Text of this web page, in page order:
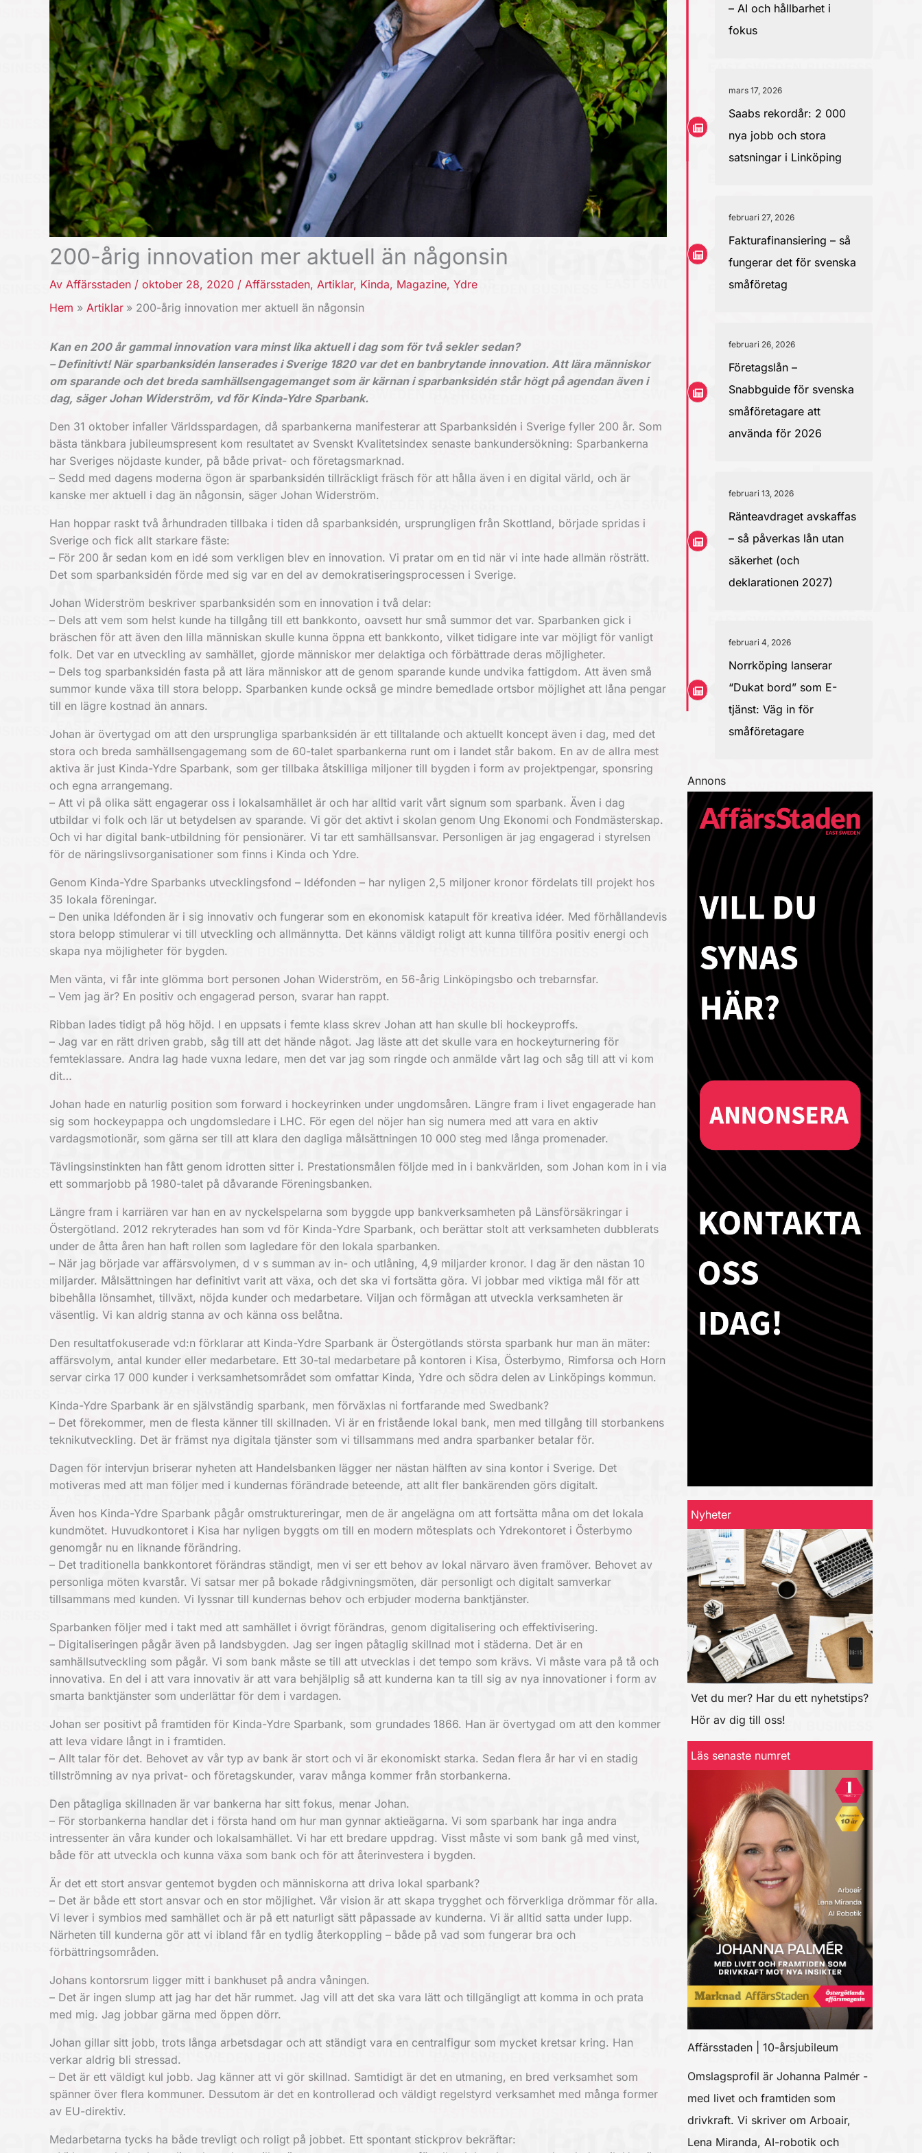
200-årig innovation mer aktuell än någonsin
Av Affärsstaden / oktober 28, 2020 / Affärsstaden, Artiklar, Kinda, Magazine, Ydre
Hem
Artiklar 200-årig innovation mer aktuell än någonsin
Kan en 200 år gammal innovation vara minst lika aktuell i dag som för två sekler sedan?
– Definitivt! När sparbanksidén lanserades i Sverige 1820 var det en banbrytande innovation. Att lära människor
om sparande och det breda samhällsengagemanget som är kärnan i sparbanksidén står högt på agendan även i
dag, säger Johan Widerström, vd för Kinda-Ydre Sparbank.
Den 31 oktober infaller Världsspardagen, då sparbankerna manifesterar att Sparbanksidén i Sverige fyller 200 år. Som
bästa tänkbara jubileumspresent kom resultatet av Svenskt Kvalitetsindex senaste bankundersökning: Sparbankerna
har Sveriges nöjdaste kunder, på både privat- och företagsmarknad.
– Sedd med dagens moderna ögon är sparbanksidén tillräckligt fräsch för att hålla även i en digital värld, och är
kanske mer aktuell i dag än någonsin, säger Johan Widerström.
Han hoppar raskt två århundraden tillbaka i tiden då sparbanksidén, ursprungligen från Skottland, började spridas i
Sverige och fick allt starkare fäste:
– För 200 år sedan kom en idé som verkligen blev en innovation. Vi pratar om en tid när vi inte hade allmän rösträtt.
Det som sparbanksidén förde med sig var en del av demokratiseringsprocessen i Sverige.
Johan Widerström beskriver sparbanksidén som en innovation i två delar:
– Dels att vem som helst kunde ha tillgång till ett bankkonto, oavsett hur små summor det var. Sparbanken gick i
bräschen för att även den lilla människan skulle kunna öppna ett bankkonto, vilket tidigare inte var möjligt för vanligt
folk. Det var en utveckling av samhället, gjorde människor mer delaktiga och förbättrade deras möjligheter.
– Dels tog sparbanksidén fasta på att lära människor att de genom sparande kunde undvika fattigdom. Att även små
summor kunde växa till stora belopp. Sparbanken kunde också ge mindre bemedlade ortsbor möjlighet att låna pengar
till en lägre kostnad än annars.
Johan är övertygad om att den ursprungliga sparbanksidén är ett tilltalande och aktuellt koncept även i dag, med det
stora och breda samhällsengagemang som de 60-talet sparbankerna runt om i landet står bakom. En av de allra mest
aktiva är just Kinda-Ydre Sparbank, som ger tillbaka åtskilliga miljoner till bygden i form av projektpengar, sponsring
och egna arrangemang.
– Att vi på olika sätt engagerar oss i lokalsamhället är och har alltid varit vårt signum som sparbank. Även i dag
utbildar vi folk och lär ut betydelsen av sparande. Vi gör det aktivt i skolan genom Ung Ekonomi och Fondmästerskap.
Och vi har digital bank-utbildning för pensionärer. Vi tar ett samhällsansvar. Personligen är jag engagerad i styrelsen
för de näringslivsorganisationer som finns i Kinda och Ydre.
Genom Kinda-Ydre Sparbanks utvecklingsfond – Idéfonden – har nyligen 2,5 miljoner kronor fördelats till projekt hos
35 lokala föreningar.
– Den unika Idéfonden är i sig innovativ och fungerar som en ekonomisk katapult för kreativa idéer. Med förhållandevis
stora belopp stimulerar vi till utveckling och allmännytta. Det känns väldigt roligt att kunna tillföra positiv energi och
skapa nya möjligheter för bygden.
Men vänta, vi får inte glömma bort personen Johan Widerström, en 56-årig Linköpingsbo och trebarnsfar.
– Vem jag är? En positiv och engagerad person, svarar han rappt.
Ribban lades tidigt på hög höjd. I en uppsats i femte klass skrev Johan att han skulle bli hockeyproffs.
– Jag var en rätt driven grabb, såg till att det hände något. Jag läste att det skulle vara en hockeyturnering för
femteklassare. Andra lag hade vuxna ledare, men det var jag som ringde och anmälde vårt lag och såg till att vi kom
dit…
Johan hade en naturlig position som forward i hockeyrinken under ungdomsåren. Längre fram i livet engagerade han
sig som hockeypappa och ungdomsledare i LHC. För egen del nöjer han sig numera med att vara en aktiv
vardagsmotionär, som gärna ser till att klara den dagliga målsättningen 10 000 steg med långa promenader.
Tävlingsinstinkten han fått genom idrotten sitter i. Prestationsmålen följde med in i bankvärlden, som Johan kom in i via
ett sommarjobb på 1980-talet på dåvarande Föreningsbanken.
Längre fram i karriären var han en av nyckelspelarna som byggde upp bankverksamheten på Länsförsäkringar i
Östergötland. 2012 rekryterades han som vd för Kinda-Ydre Sparbank, och berättar stolt att verksamheten dubblerats
under de åtta åren han haft rollen som lagledare för den lokala sparbanken.
– När jag började var affärsvolymen, d v s summan av in- och utlåning, 4,9 miljarder kronor. I dag är den nästan 10
miljarder. Målsättningen har definitivt varit att växa, och det ska vi fortsätta göra. Vi jobbar med viktiga mål för att
bibehålla lönsamhet, tillväxt, nöjda kunder och medarbetare. Viljan och förmågan att utveckla verksamheten är
väsentlig. Vi kan aldrig stanna av och känna oss belåtna.
Den resultatfokuserade vd:n förklarar att Kinda-Ydre Sparbank är Östergötlands största sparbank hur man än mäter:
affärsvolym, antal kunder eller medarbetare. Ett 30-tal medarbetare på kontoren i Kisa, Österbymo, Rimforsa och Horn
servar cirka 17 000 kunder i verksamhetsområdet som omfattar Kinda, Ydre och södra delen av Linköpings kommun.
Kinda-Ydre Sparbank är en självständig sparbank, men förväxlas ni fortfarande med Swedbank?
– Det förekommer, men de flesta känner till skillnaden. Vi är en fristående lokal bank, men med tillgång till storbankens
teknikutveckling. Det är främst nya digitala tjänster som vi tillsammans med andra sparbanker betalar för.
Dagen för intervjun briserar nyheten att Handelsbanken lägger ner nästan hälften av sina kontor i Sverige. Det
motiveras med att man följer med i kundernas förändrade beteende, att allt fler bankärenden görs digitalt.
Även hos Kinda-Ydre Sparbank pågår omstruktureringar, men de är angelägna om att fortsätta måna om det lokala
kundmötet. Huvudkontoret i Kisa har nyligen byggts om till en modern mötesplats och Ydrekontoret i Österbymo
genomgår nu en liknande förändring.
– Det traditionella bankkontoret förändras ständigt, men vi ser ett behov av lokal närvaro även framöver. Behovet av
personliga möten kvarstår. Vi satsar mer på bokade rådgivningsmöten, där personligt och digitalt samverkar
tillsammans med kunden. Vi lyssnar till kundernas behov och erbjuder moderna banktjänster.
Sparbanken följer med i takt med att samhället i övrigt förändras, genom digitalisering och effektivisering.
– Digitaliseringen pågår även på landsbygden. Jag ser ingen påtaglig skillnad mot i städerna. Det är en
samhällsutveckling som pågår. Vi som bank måste se till att utvecklas i det tempo som krävs. Vi måste vara på tå och
innovativa. En del i att vara innovativ är att vara behjälplig så att kunderna kan ta till sig av nya innovationer i form av
smarta banktjänster som underlättar för dem i vardagen.
Johan ser positivt på framtiden för Kinda-Ydre Sparbank, som grundades 1866. Han är övertygad om att den kommer
att leva vidare långt in i framtiden.
– Allt talar för det. Behovet av vår typ av bank är stort och vi är ekonomiskt starka. Sedan flera år har vi en stadig
tillströmning av nya privat- och företagskunder, varav många kommer från storbankerna.
Den påtagliga skillnaden är var bankerna har sitt fokus, menar Johan.
– För storbankerna handlar det i första hand om hur man gynnar aktieägarna. Vi som sparbank har inga andra
intressenter än våra kunder och lokalsamhället. Vi har ett bredare uppdrag. Visst måste vi som bank gå med vinst,
både för att utveckla och kunna växa som bank och för att återinvestera i bygden.
Är det ett stort ansvar gentemot bygden och människorna att driva lokal sparbank?
– Det är både ett stort ansvar och en stor möjlighet. Vår vision är att skapa trygghet och förverkliga drömmar för alla.
Vi lever i symbios med samhället och är på ett naturligt sätt påpassade av kunderna. Vi är alltid satta under lupp.
Närheten till kunderna gör att vi ibland får en tydlig återkoppling – både på vad som fungerar bra och
förbättringsområden.
Johans kontorsrum ligger mitt i bankhuset på andra våningen.
– Det är ingen slump att jag har det här rummet. Jag vill att det ska vara lätt och tillgängligt att komma in och prata
med mig. Jag jobbar gärna med öppen dörr.
Johan gillar sitt jobb, trots långa arbetsdagar och att ständigt vara en centralfigur som mycket kretsar kring. Han
verkar aldrig bli stressad.
– Det är ett väldigt kul jobb. Jag känner att vi gör skillnad. Samtidigt är det en utmaning, en bred verksamhet som
spänner över flera kommuner. Dessutom är det en kontrollerad och väldigt regelstyrd verksamhet med många former
av EU-direktiv.
Medarbetarna tycks ha både trevligt och roligt på jobbet. Ett spontant stickprov bekräftar:
– AI och hållbarhet i
fokus
mars 17, 2026
Saabs rekordår: 2 000
nya jobb och stora
satsningar i Linköping
februari 27, 2026
Fakturafinansiering – så
fungerar det för svenska
småföretag
februari 26, 2026
Företagslån –
Snabbguide för svenska
småföretagare att
använda för 2026
februari 13, 2026
Ränteavdraget avskaffas
– så påverkas lån utan
säkerhet (och
deklarationen 2027)
februari 4, 2026
Norrköping lanserar
“Dukat bord” som E-
tjänst: Väg in för
småföretagare
Annons
Nyheter
Vet du mer? Har du ett nyhetstips?
Hör av dig till oss!
Läs senaste numret
Affärsstaden | 10-årsjubileum
Omslagsprofil är Johanna Palmér -
med livet och framtiden som
drivkraft. Vi skriver om Arboair,
Lena Miranda, AI-robotik och